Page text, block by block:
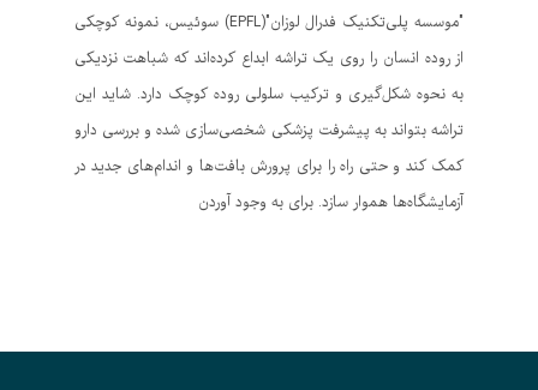
"موسسه پلی‌تکنیک فدرال لوزان"(EPFL) سوئیس، نمونه کوچکی
از روده انسان را روی یک تراشه ابداع کرده‌اند که شباهت نزدیکی
به نحوه شکل‌گیری و ترکیب سلولی روده کوچک دارد. شاید این
تراشه بتواند به پیشرفت پزشکی شخصی‌سازی شده و بررسی دارو
کمک کند و حتی راه را برای پرورش بافت‌ها و اندام‌های جدید در
آزمایشگاه‌ها هموار سازد. برای به وجود آوردن